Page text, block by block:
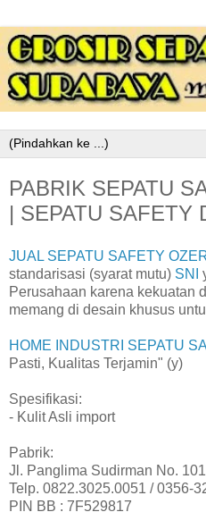
PABRIK SEPATU
| SEPATU SAFETY
JUAL SEPATU SAFETY
standarisasi (syarat mutu) SNI
Perusahaan karena kekuatan
memang di desain khusus
HOME INDUSTRI SEPATU
Pasti, Kualitas Terjamin" (y)
Spesifikasi:
- Kulit Asli import
Pabrik:
Jl. Panglima Sudirman No.
Telp. 0822.3025.0051 / 0356-
PIN BB : 7F529817